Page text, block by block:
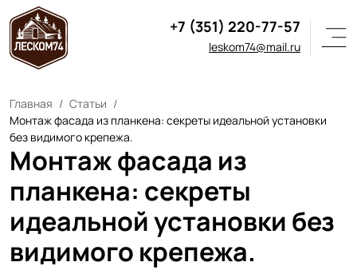
+7 (351) 220-77-57
leskom74@mail.ru
Главная
Статьи
Монтаж фасада из планкена: секреты идеальной установки
без видимого крепежа.
Монтаж фасада из
планкена: секреты
идеальной установки без
видимого крепежа.